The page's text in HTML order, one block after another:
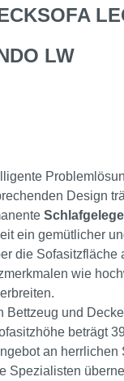
LW
Design
ein gemütlicher
die
wie
und
beträgt
an